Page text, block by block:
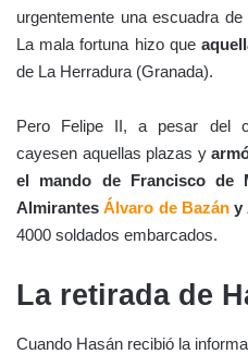
urgentemente una escuadra
La mala fortuna hizo que
de La Herradura (Granada).
Pero Felipe II, a pesar del
cayesen aquellas plazas y
el mando de Francisco de
Almirantes Álvaro de Bazány
4000 soldados embarcados.
La retirada de
Cuando Hasán recibió la